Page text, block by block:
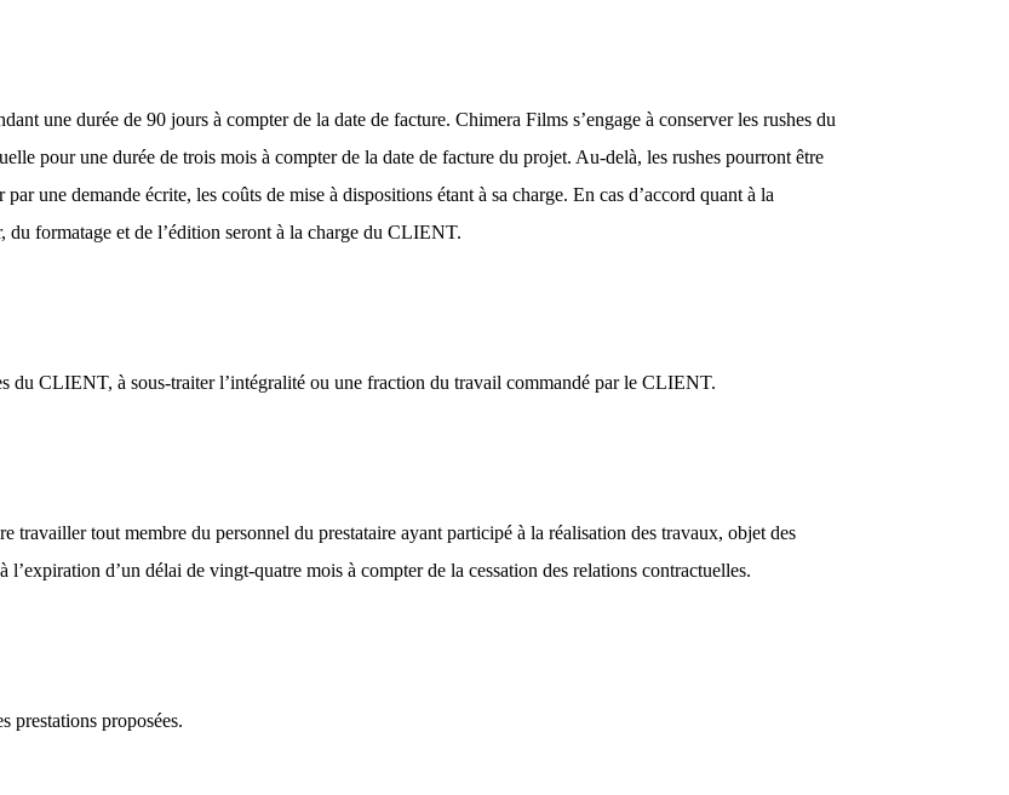
une durée de 90 jours à compter de la date de facture. Chimera Films s’engage à conserver les rushes du
pour une durée de trois mois à compter de la date de facture du projet. Au-delà, les rushes pourront être
une demande écrite, les coûts de mise à dispositions étant à sa charge. En cas d’accord quant à la
du formatage et de l’édition seront à la charge du CLIENT.
du CLIENT, à sous-traiter l’intégralité ou une fraction du travail commandé par le CLIENT.
travailler tout membre du personnel du prestataire ayant participé à la réalisation des travaux, objet des
l’expiration d’un délai de vingt-quatre mois à compter de la cessation des relations contractuelles.
prestations proposées.